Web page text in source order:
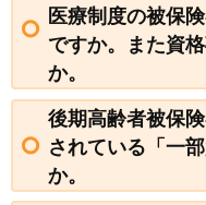
医療制度の被保
ですか。また資
か。
後期高齢者被保
されている「一
か。